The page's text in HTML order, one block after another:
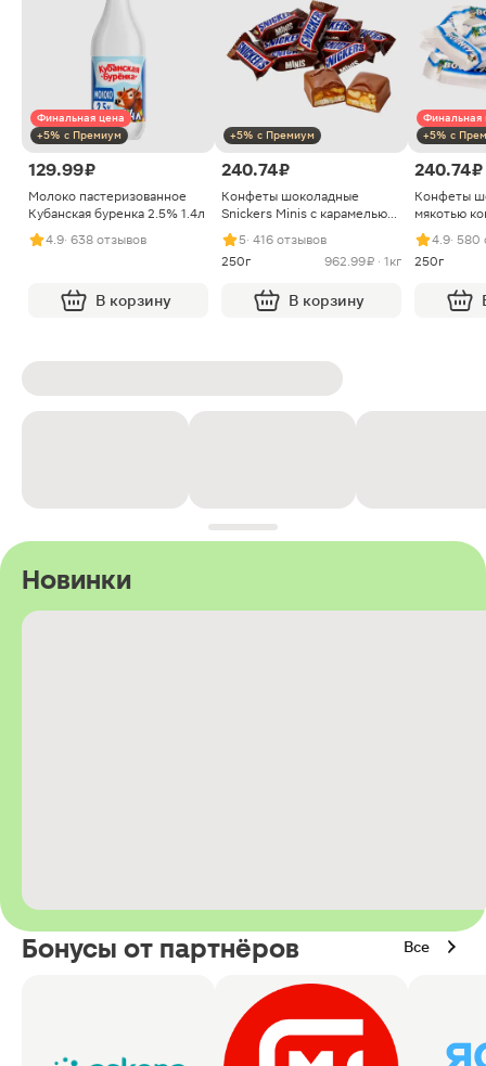
Финальная цена
+5% с Премиум
129.99 ₽
Молоко пастеризованное
Кубанская буренка 2.5% 1.4л
4.9· 638 отзывов
В корзину
+5% с Премиум
240.74 ₽
Конфеты шоколадные
Snickers Minis с карамелью
арахисом и нугой
5· 416 отзывов
250г
962.99 ₽ · 1кг
В корзину
Финальная
+5% с
240.74 ₽
Конфеты
мякотью
4.9· 580
250г
Новинки
Бонусы от партнёров Все